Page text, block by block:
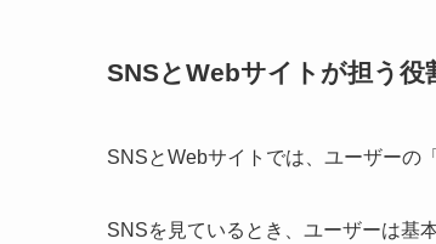
SNSとWebサイトが担う役
SNSとWebサイトでは、ユーザーの
SNSを見ているとき、ユーザーは基